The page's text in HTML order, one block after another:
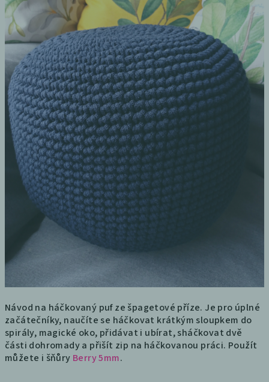
Návod na háčkovaný puf ze špagetové příze. Je pro úplné
začátečníky, naučíte se háčkovat krátkým sloupkem do
spirály, magické oko, přidávat i ubírat, sháčkovat dvě
části dohromady a přišít zip na háčkovanou práci. Použít
můžete i šňůry Berry 5mm.